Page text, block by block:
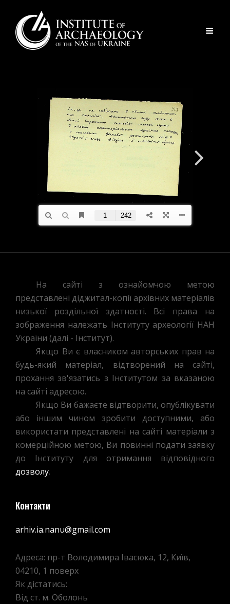
На сайті з ознайомчою метою
представлені діджитал-копії архівних матеріалів
низької роздільної здатності. Всі права на
зображення належать Інституту археології НАН
України (далі - Інститут).
Якщо Ви є власником авторських прав на
будь-який матеріал, відтворений на сайті,
прохання зв'язатись з Інститутом за вказаною
на сайті адресою.
Якщо Ви бажаєте відтворити, опублікувати
або іншим чином зробити доступними, або
використати представлені на сайті матеріали з
комерційною метою, Ви повинні подати заявку
до Інституту для отримання відповідного
дозволу.
Контакти
arhiv.ia.nanu@gmail.com
Адреса: пр-т Володимира Івасюка, 12, Київ,
04210, 1 поверх
Як дістатись:
Від ст. м. Оболонь